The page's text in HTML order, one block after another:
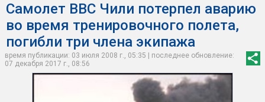
Самолет ВВС Чили потерпел аварию
во время тренировочного полета,
погибли три члена экипажа
время публикации: 03 июля 2008 г., 05:35 | последнее обновление:
07 декабря 2017 г., 08:56